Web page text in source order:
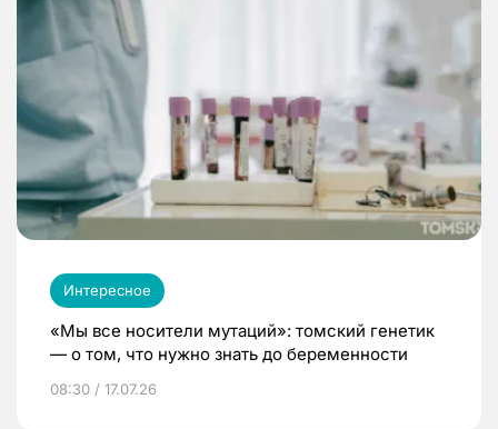
Интересное
«Мы все носители мутаций»: томский генетик
— о том, что нужно знать до беременности
08:30 / 17.07.26